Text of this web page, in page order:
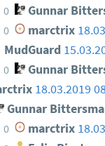
0 Gunnar
0 marctrix
MudGuard
0 Gunnar
18.03.2019
Gunnar
0 marctrix